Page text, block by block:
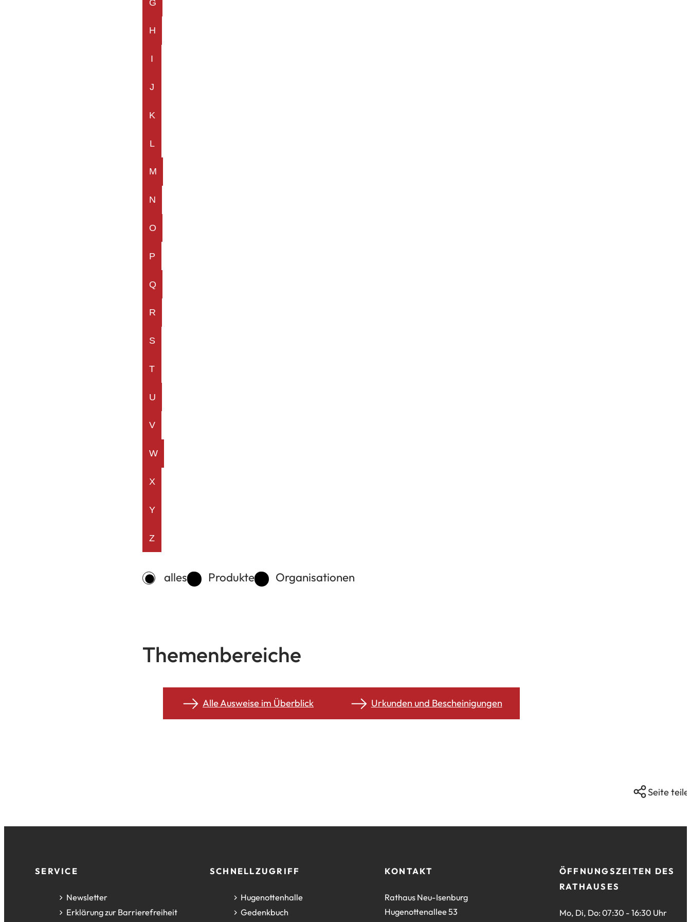
G
H
I
J
K
L
M
N
O
P
Q
R
S
T
U
V
W
X
Y
Z
alles Produkte Organisationen
Themenbereiche
Alle Ausweise im Überblick Urkunden und Bescheinigungen
Seite
FußzeileSERVICE
Newsletter
Erklärung zur Barrierefreiheit
SCHNELLZUGRIFF
Hugenottenhalle
(Öffnet
in Gedenkbuch
(Öffnet
KONTAKT
Rathaus Neu-Isenburg
Hugenottenallee 53
ÖFFNUNGSZEITEN DES
RATHAUSES
Mo, Di, Do: 07:30 - 16:30 Uhr